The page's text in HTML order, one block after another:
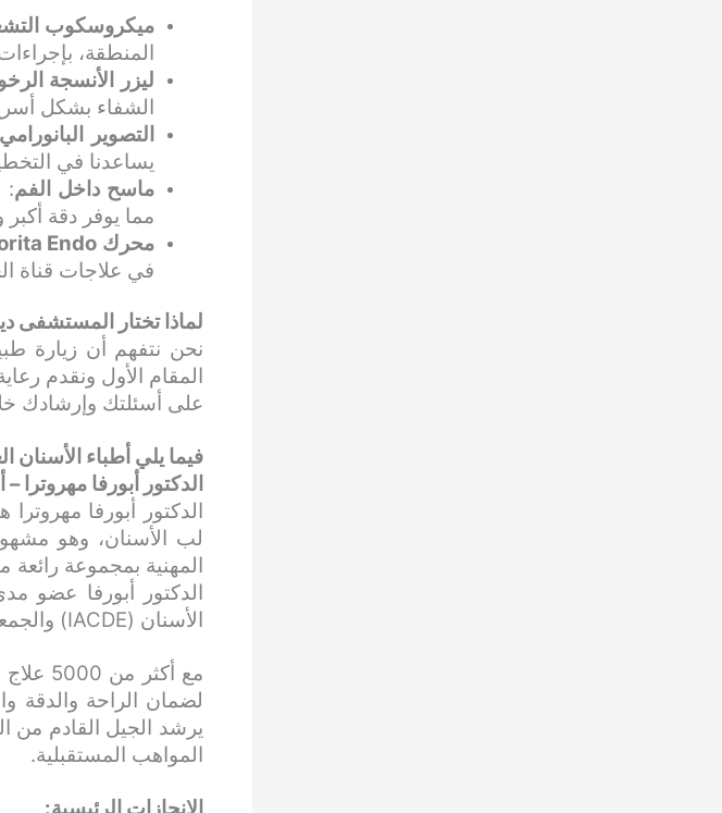
ميكروسكوب
المنطقة،
ليزر الأنسجة
الشفاء بشكل
التصوير
يساعدنا في
ماسح داخل الفم:
مما يوفر دقة
محرك J Morita Endo
في علاجات قناة
لماذا تختار المستشفى
نحن نتفهم أن زيارة
المقام الأول ونقدم
على أسئلتك وإرشادك
فيما يلي أطباء الأسنان
الدكتور أبورفا
الدكتور أبورفا
لب الأسنان، وهو
المهنية بمجموعة رائعة
الدكتور أبورفا عضو
الأسنان (IACDE) والجمعية الهندية لعلاج لب الأسنان (IES)، مما يجعله في طليعة مجاله.
مع
لضمان الراحة والدقة
يرشد الجيل القادم من
المواهب المستقبلية.